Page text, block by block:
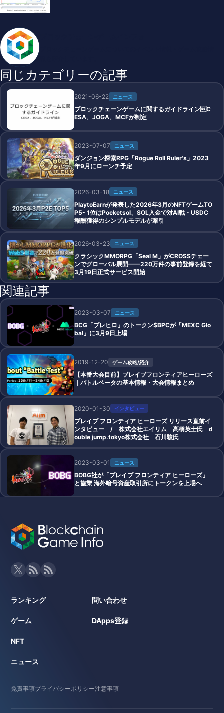
同じカテゴリーの記事
2021-06-22 ニュース
ブロックチェーンゲームに関するガイドラインC
ESA、JOGA、MCFが制定
2023-07-07 ニュース
ダンジョン探索RPG「Rogue Roll Ruler's」2023
年9月にローンチ予定
2026-03-18 ニュース
PlaytoEarnが発表した2026年3月のNFTゲームTO
P5- 1位はPocketsol、SOL入金で対AI戦・USDC
報酬獲得のシンプルモデルが牽引
2026-03-23 ニュース
クラシックMMORPG「Seal M」がCROSSチェー
ンでグローバル展開——220万件の事前登録を経て
3月19日正式サービス開始
関連記事
2023-03-07 ニュース
BCG「ブレヒロ」のトークン$BPCが「MEXC Glo
bal」に3月9日上場
2019-12-20 ゲーム攻略/紹介
【本番大会目前】ブレイブフロンティアヒーローズ
｜バトルベータの基本情報・大会情報まとめ
2020-01-30 インタビュー
ブレイブ フロンティア ヒーローズ リリース直前イ
ンタビュー / 株式会社エイリム 高橋英士氏 d
ouble jump.tokyo株式会社 石川駿氏
2023-03-01 ニュース
BOBG社が「ブレイブ フロンティア ヒーローズ」
と協業 海外暗号資産取引所にトークンを上場へ
ランキング
ゲーム
NFT
ニュース
問い合わせ
DApps登録
免責事項プライバシーポリシー注意事項